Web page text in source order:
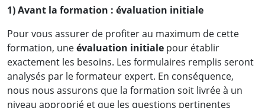
1) Avant la formation : évaluation initiale
Pour vous assurer de profiter au maximum de cette
formation, uneévaluation initiale pour établir
exactement les besoins. Les formulaires remplis seront
analysés par le formateur expert. En conséquence,
nous nous assurons que la formation soit livrée à un
niveau approprié et que les questions pertinentes